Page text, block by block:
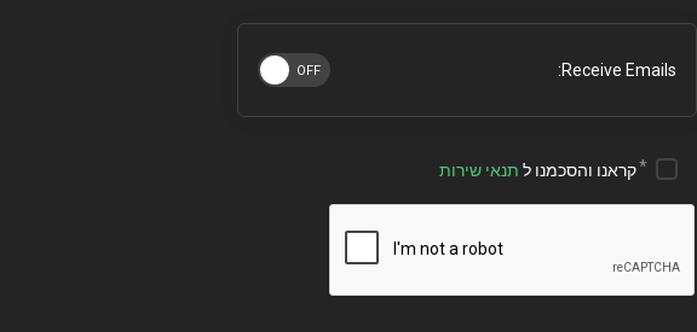
Receive Emails:
קראנו והסכמנו ל תנאי שירות